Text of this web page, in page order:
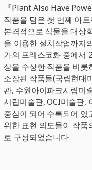
『Plant Also Have
작품을 담은 첫 번째 아
본격적으로 식물을 대상
을 이용한 설치작업까지
가의 프레스코화 중에서
상을 수상한 작품을 비롯
소장된 작품들(국립현대
관, 수원아이파크시립미
시립미술관, OCI미술관,
중심이 되어 수록되어 있
위한 표현 의도들이 작품
로 구성되었습니다.